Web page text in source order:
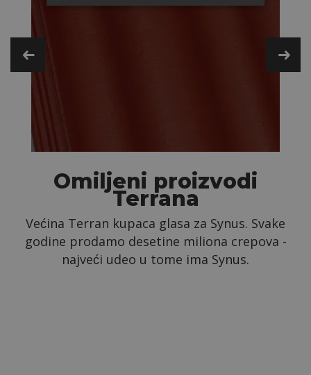
Omiljeni proizvodi
Terrana
Većina Terran kupaca glasa za Synus. Svake
godine prodamo desetine miliona crepova -
najveći udeo u tome ima Synus.